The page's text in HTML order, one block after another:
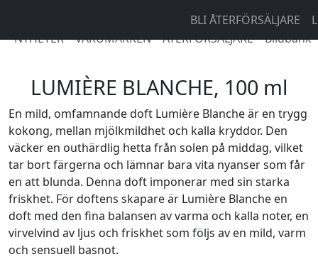
BLI ÅTERFÖRSÄLJARE
NYHETER
VARUMÄRKEN ÅTERFÖRSÄLJARE Bildbank
LUMIÈRE BLANCHE, 100 ml
En mild, omfamnande doft Lumière Blanche är en trygg
kokong, mellan mjölkmildhet och kalla kryddor. Den
väcker en outhärdlig hetta från solen på middag, vilket
tar bort färgerna och lämnar bara vita nyanser som får
en att blunda. Denna doft imponerar med sin starka
friskhet. För doftens skapare är Lumière Blanche en
doft med den fina balansen av varma och kalla noter, en
virvelvind av ljus och friskhet som följs av en mild, varm
och sensuell basnot.